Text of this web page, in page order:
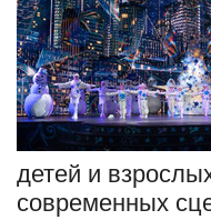
детей и
современных